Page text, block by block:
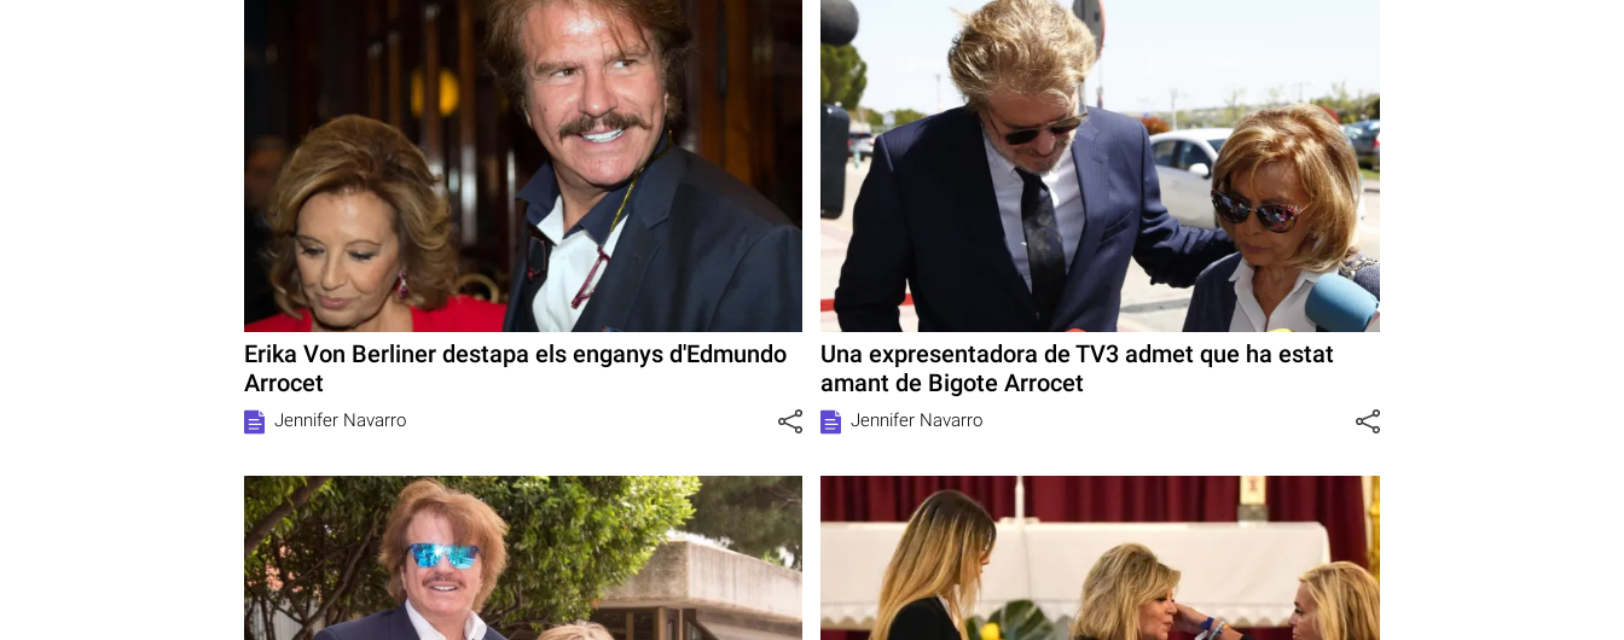
Erika Von Berliner destapa els enganys d'Edmundo
Arrocet
Jennifer Navarro
Una expresentadora de TV3 admet que ha estat
amant de Bigote Arrocet
Jennifer Navarro